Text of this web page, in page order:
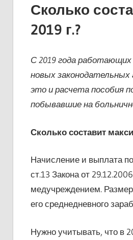
Сколько
2019 г.?
С 2019 года
новых
это и расчета пособия
побывавшие на
Сколько составит
Начисление и выплата
ст.13 Закона от
медучреждением.
его среднедневного
Нужно учитывать, что в